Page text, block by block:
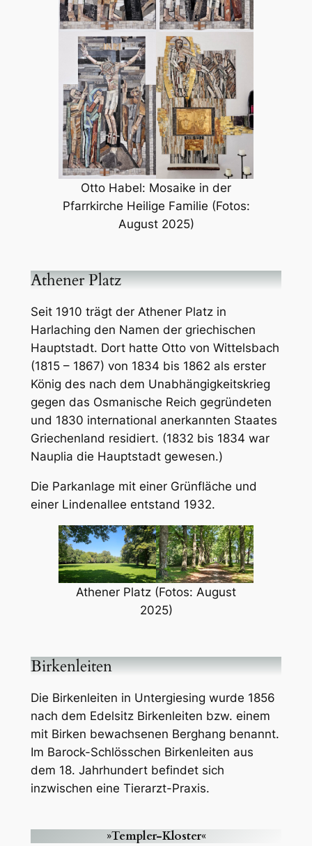
Otto Habel: Mosaike in der
Pfarrkirche Heilige Familie (Fotos:
August 2025)
Athener Platz
Seit 1910 trägt der Athener Platz in
Harlaching den Namen der griechischen
Hauptstadt. Dort hatte Otto von Wittelsbach
(1815 – 1867) von 1834 bis 1862 als erster
König des nach dem Unabhängigkeitskrieg
gegen das Osmanische Reich gegründeten
und 1830 international anerkannten Staates
Griechenland residiert. (1832 bis 1834 war
Nauplia die Hauptstadt gewesen.)
Die Parkanlage mit einer Grünfläche und
einer Lindenallee entstand 1932.
Athener Platz (Fotos: August
2025)
Birkenleiten
Die Birkenleiten in Untergiesing wurde 1856
nach dem Edelsitz Birkenleiten bzw. einem
mit Birken bewachsenen Berghang benannt.
Im Barock-Schlösschen Birkenleiten aus
dem 18. Jahrhundert befindet sich
inzwischen eine Tierarzt-Praxis.
»Templer-Kloster«